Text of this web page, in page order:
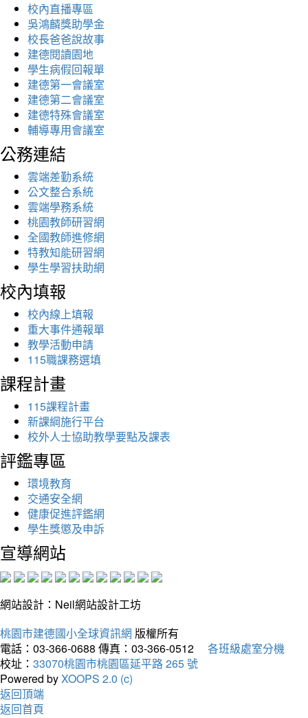
校內直播專區
吳鴻麟獎助學金
校長爸爸說故事
建德閱讀園地
學生病假回報單
建德第一會議室
建德第二會議室
建德特殊會議室
輔導專用會議室
公務連結
雲端差勤系統
公文整合系統
雲端學務系統
桃園教師研習網
全國教師進修網
特教知能研習網
學生學習扶助網
校內填報
校內線上填報
重大事件通報單
教學活動申請
115職課務選填
課程計畫
115課程計畫
新課綱施行平台
校外人士協助教學要點及課表
評鑑專區
環境教育
交通安全網
健康促進評鑑網
學生獎懲及申訴
宣導網站
網站設計：Neil網站設計工坊
桃園市建德國小全球資訊網 版權所有
電話：03-366-0688 傳真：03-366-0512
各班級處室分機
校址： 33070桃園市桃園區延平路 265 號
Powered byXOOPS 2.0 (c)
返回頂端
返回首頁